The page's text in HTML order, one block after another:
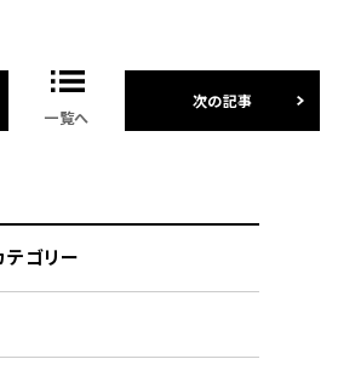
一覧へ
ゴリー